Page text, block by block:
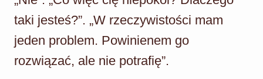
taki jesteś?”. „W rzeczywistości mam
jeden problem. Powinienem go
rozwiązać, ale nie potrafię”.